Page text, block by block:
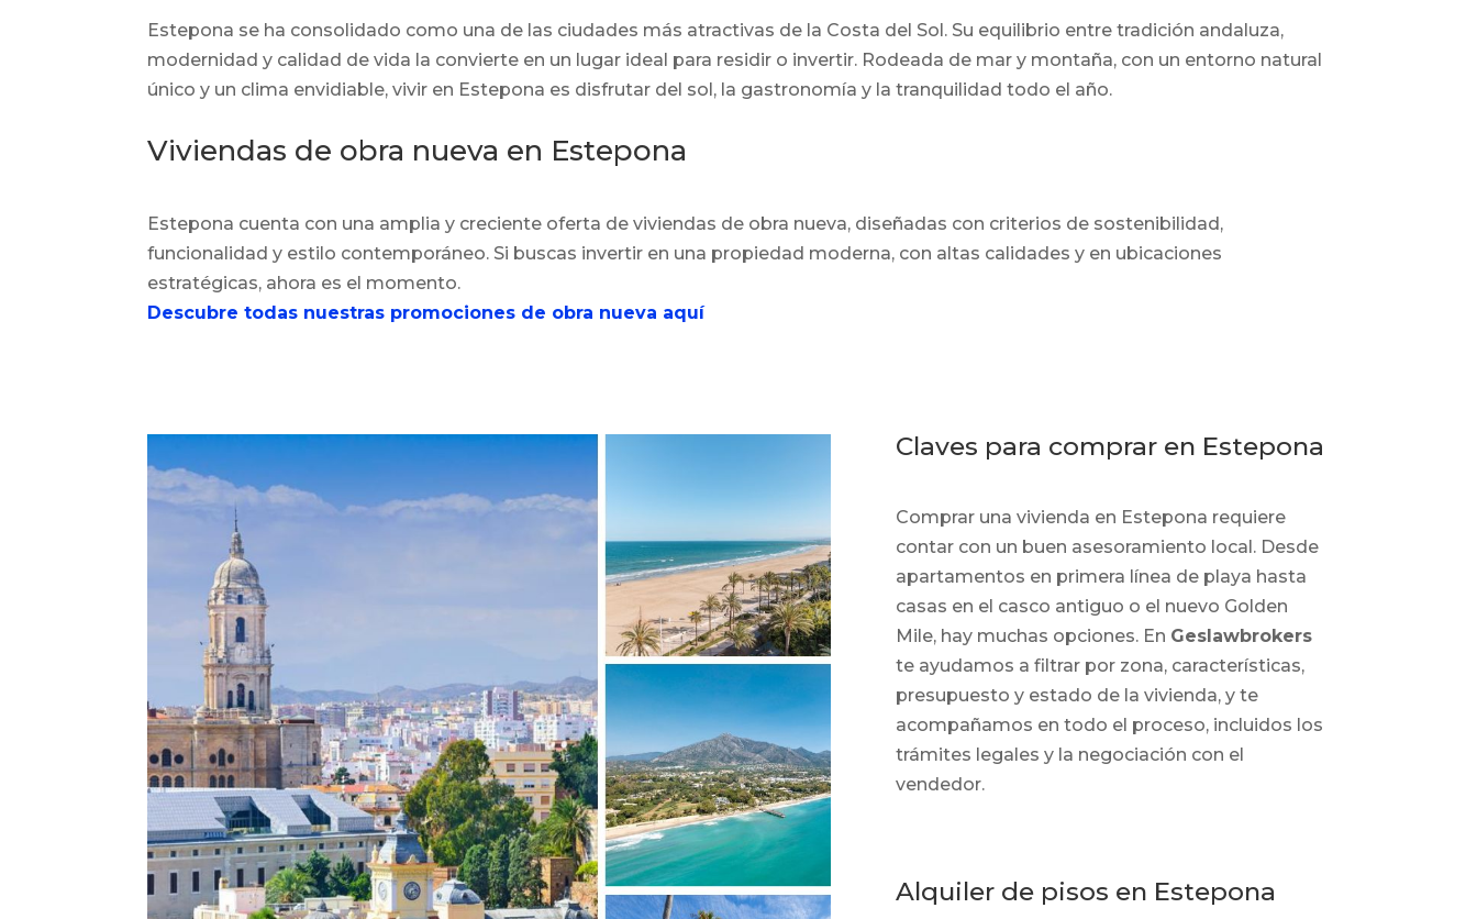
Estepona se ha consolidado como una de las ciudades más atractivas de la Costa del Sol. Su equilibrio entre tradición andaluza,
modernidad y calidad de vida la convierte en un lugar ideal para residir o invertir. Rodeada de mar y montaña, con un entorno natural
único y un clima envidiable, vivir en Estepona es disfrutar del sol, la gastronomía y la tranquilidad todo el año.
Viviendas de obra nueva en Estepona
Estepona cuenta con una amplia y creciente oferta de viviendas de obra nueva, diseñadas con criterios de sostenibilidad,
funcionalidad y estilo contemporáneo. Si buscas invertir en una propiedad moderna, con altas calidades y en ubicaciones
estratégicas, ahora es el momento.
Descubre todas nuestras promociones de obra nueva aquí
Claves para comprar en Estepona
Comprar una vivienda en Estepona requiere
contar con un buen asesoramiento local. Desde
apartamentos en primera línea de playa hasta
casas en el casco antiguo o el nuevo Golden
Mile, hay muchas opciones. En Geslawbrokers
te ayudamos a filtrar por zona, características,
presupuesto y estado de la vivienda, y te
acompañamos en todo el proceso, incluidos los
trámites legales y la negociación con el
vendedor.
Alquiler de pisos en Estepona